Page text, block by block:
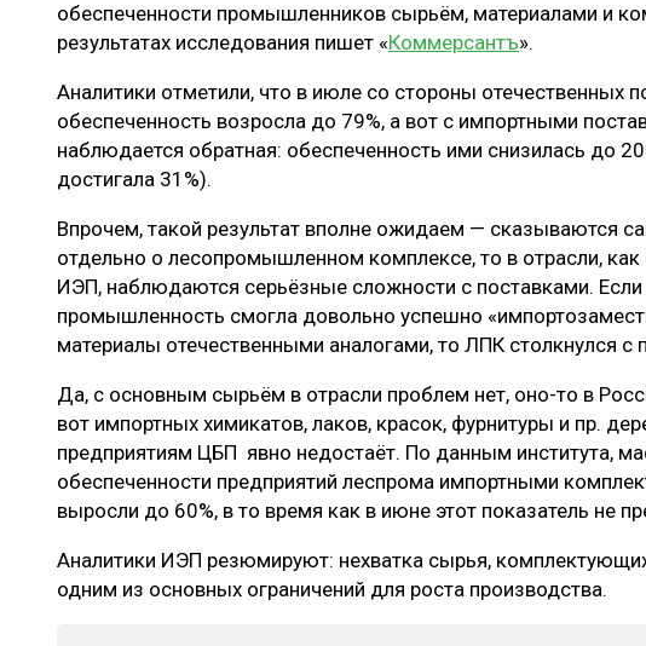
ЭКСПЕРТНОЕ МНЕНИЕ
обеспеченности промышленников сырьём, материалами и
результатах исследования пишет «Коммерсантъ».
Аналитики отметили, что в июле со стороны отечественных
обеспеченность возросла до 79%, а вот с импортными
наблюдается обратная: обеспеченность ими снизилась до
достигала 31%).
Впрочем, такой результат вполне ожидаем — сказываются
отдельно о лесопромышленном комплексе, то в отрасли,
ИЭП, наблюдаются серьёзные сложности с поставками.
промышленность смогла довольно успешно
материалы отечественными аналогами, то ЛПК столкнулся с
Да, с основным сырьём в отрасли проблем нет, оно-то в
вот импортных химикатов, лаков, красок, фурнитуры и пр.
предприятиям ЦБП явно недостаёт. По данным института,
обеспеченности предприятий леспрома импортными
выросли до 60%, в то время как в июне этот показатель не
Аналитики ИЭП резюмируют: нехватка сырья,
одним из основных ограничений для роста производства.